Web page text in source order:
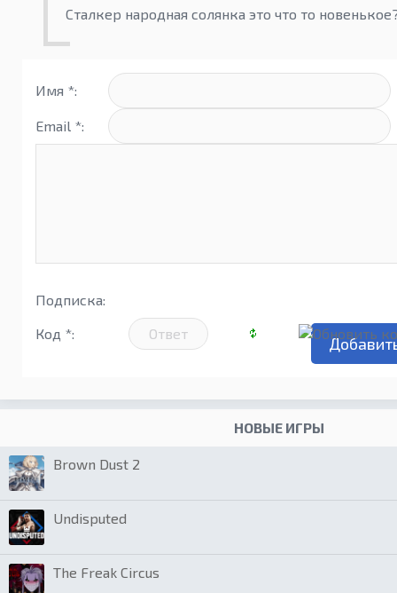
Сталкер народная солянка это что то
Имя *:
Email *:
Подписка:
Код *:
НОВЫЕ ИГРЫ
Brown Dust 2
Undisputed
The Freak Circus